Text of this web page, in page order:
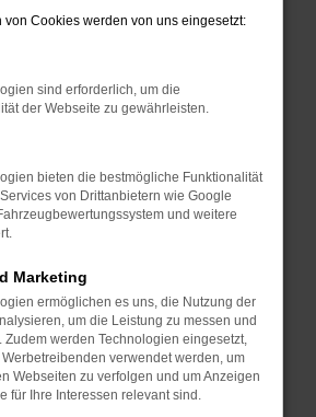
bestimmter Seiten
die Seite in einem
oder in einem privaten
neu.
helfen, vorübergehende
auf dem neuesten Stand
birgt nicht nur ein
sondern kann auch dazu
bestimmte Funktionen nicht mehr
von Cookies werden von uns eingesetzt:
sind erforderlich, um die
der Webseite zu gewährleisten.
bieten die bestmögliche Funktionalität
von Drittanbietern wie Google
und weitere
Marketing
ermöglichen es uns, die Nutzung der
um die Leistung zu messen und
Zudem werden Technologien eingesetzt,
verwendet werden, um
Webseiten zu verfolgen und um Anzeigen
für Ihre Interessen relevant sind.